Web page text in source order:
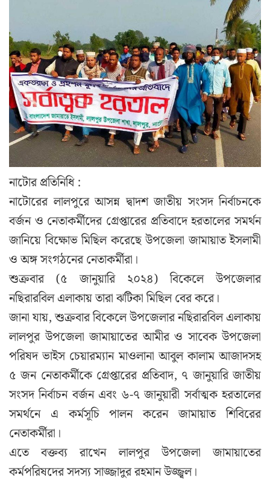
নাটোর প্রতিনিধি :
নাটোরের লালপুরে আসন্ন দ্বাদশ জাতীয় সংসদ নির্বাচনকে
বর্জন ও নেতাকর্মীদের গ্রেপ্তারের প্রতিবাদে হরতালের সমর্থন
জানিয়ে বিক্ষোভ মিছিল করেছে উপজেলা জামায়াত ইসলামী
ও অঙ্গ সংগঠনের নেতাকর্মীরা।
শুক্রবার (৫ জানুয়ারি ২০২৪) বিকেলে উপজেলার
নছিরারবিল এলাকায় তারা ঝটিকা মিছিল বের করে।
জানা যায়, শুক্রবার বিকেলে উপজেলার নছিরারবিল এলাকায়
লালপুর উপজেলা জামায়াতের আমীর ও সাবেক উপজেলা
পরিষদ ভাইস চেয়ারম্যান মাওলানা আবুল কালাম আজাদসহ
৫ জন নেতাকর্মীকে গ্রেপ্তারের প্রতিবাদ, ৭ জানুয়ারি জাতীয়
সংসদ নির্বাচন বর্জন এবং ৬-৭ জানুয়ারী সর্বাত্মক হরতালের
সমর্থনে এ কর্মসূচি পালন করেন জামায়াত শিবিরের
নেতাকর্মীরা।
এতে বক্তব্য রাখেন লালপুর উপজেলা জামায়াতের
কর্মপরিষদের সদস্য সাজ্জাদুর রহমান উজ্জ্বল।